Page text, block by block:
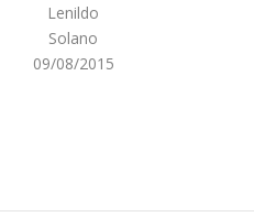
Lenildo
Solano
09/08/2015